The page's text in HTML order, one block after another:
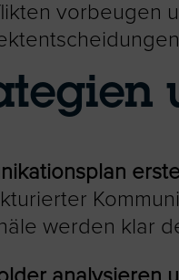
vorbeugen
werden klar